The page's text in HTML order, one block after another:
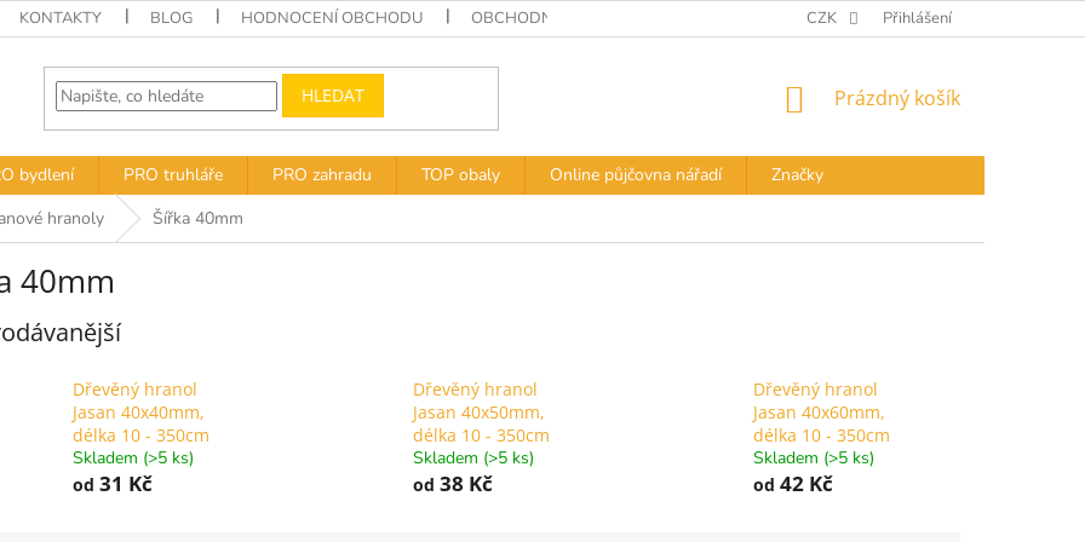
KONTAKTY BLOG HODNOCENÍ OBCHODU OBCHODNÍ PODMÍNKY DOPRAVA A PLATBA PODMÍNKY OCHRANY
CZK Přihlášení
HLEDAT
NÁKUPNÍ
Prázdný košík
bydlení PRO truhláře PRO zahradu TOP obaly Online půjčovna nářadí
Značky
hranoly Šířka 40mm
40mm
Dřevěný hranol
Jasan 40x40mm,
délka 10 - 350cm
Skladem (>5 ks)
od 31 Kč
Dřevěný hranol
Jasan 40x50mm,
délka 10 - 350cm
Skladem (>5 ks)
od 38 Kč
Dřevěný hranol
Jasan 40x60mm,
délka 10 - 350cm
Skladem (>5 ks)
od 42 Kč